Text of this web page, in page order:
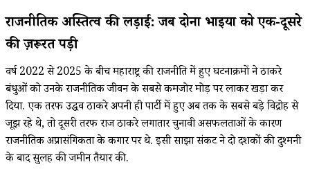
राजनीतिक अस्तित्व की लड़ाई: जब दोनों भाइयों को एक-दूसरे
की ज़रूरत पड़ी
वर्ष 2022 से 2025 के बीच महाराष्ट्र की राजनीति में हुए घटनाक्रमों ने ठाकरे
बंधुओं को उनके राजनीतिक जीवन के सबसे कमजोर मोड़ पर लाकर खड़ा कर
दिया. एक तरफ उद्धव ठाकरे अपनी ही पार्टी में हुए अब तक के सबसे बड़े विद्रोह से
जूझ रहे थे, तो दूसरी तरफ राज ठाकरे लगातार चुनावी असफलताओं के कारण
राजनीतिक अप्रासंगिकता के कगार पर थे. इसी साझा संकट ने दो दशकों की दुश्मनी
के बाद सुलह की जमीन तैयार की.